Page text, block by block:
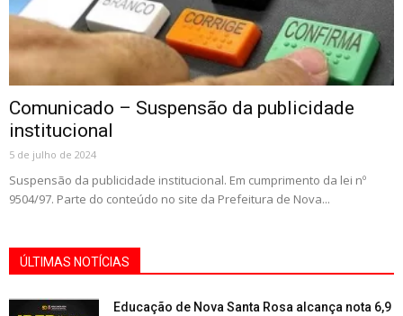
Comunicado – Suspensão da publicidade
institucional
5 de julho de 2024
Suspensão da publicidade institucional. Em cumprimento da lei nº
9504/97. Parte do conteúdo no site da Prefeitura de Nova...
ÚLTIMAS NOTÍCIAS
Educação de Nova Santa Rosa alcança nota 6,9